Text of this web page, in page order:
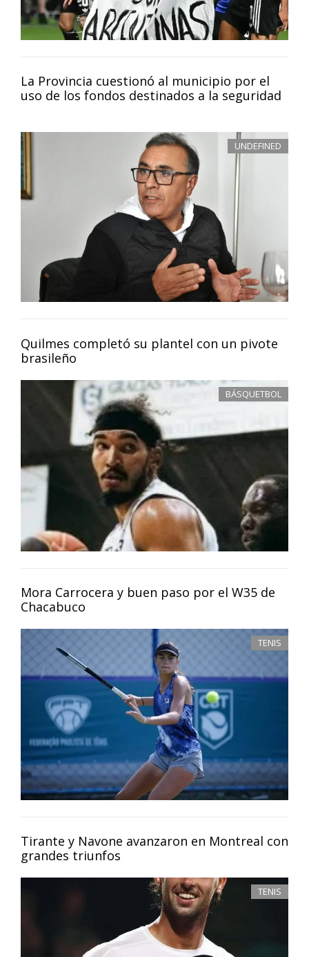
La Provincia cuestionó al municipio por el
uso de los fondos destinados a la seguridad
UNDEFINED
Quilmes completó su plantel con un pivote
brasileño
BÁSQUETBOL
Mora Carrocera y buen paso por el W35 de
Chacabuco
TENIS
Tirante y Navone avanzaron en Montreal con
grandes triunfos
TENIS